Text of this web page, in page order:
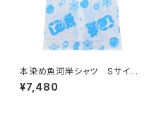
本染め魚河岸シャツ Sサイ
ズ 認定証付き 木綿晒 涼麻
柄 白×水色 日本製 注染そ
¥7,480